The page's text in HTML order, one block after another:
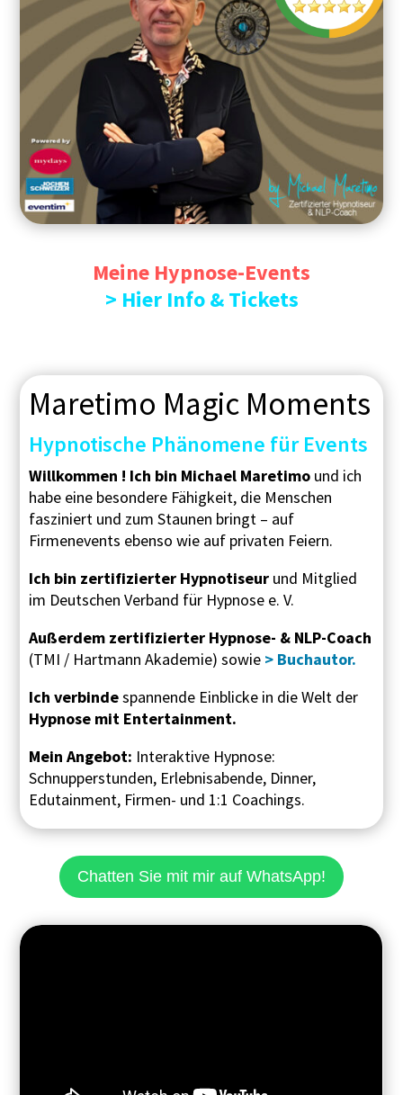
Meine Hypnose-Events
> Hier Info & Tickets
Maretimo Magic Moments
Hypnotische Phänomene für Events
Willkommen ! Ich bin Michael Maretimo und ich
habe eine besondere Fähigkeit, die Menschen
fasziniert und zum Staunen bringt – auf
Firmenevents ebenso wie auf privaten Feiern.
Ich bin zertifizierter Hypnotiseur und Mitglied
im Deutschen Verband für Hypnose e. V.
Außerdem zertifizierter Hypnose- & NLP-Coach
(TMI / Hartmann Akademie) sowie > Buchautor.
Ich verbindespannende Einblicke in die Welt der
Hypnose mit Entertainment.
Mein Angebot: Interaktive Hypnose:
Schnupperstunden, Erlebnisabende, Dinner,
Edutainment, Firmen- und 1:1 Coachings.
Chatten Sie mit mir auf WhatsApp!